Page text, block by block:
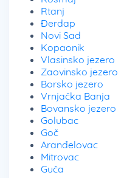
Rtanj
Đerdap
Novi Sad
Kopaonik
Vlasinsko jezero
Zaovinsko jezero
Borsko jezero
Vrnjačka Banja
Bovansko jezero
Golubac
Goč
Aranđelovac
Mitrovac
Guča